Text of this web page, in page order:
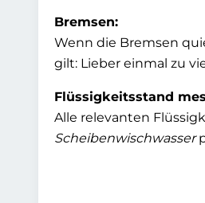
Bremsen:
Wenn die Bremsen
gilt: Lieber einmal zu
Flüssigkeitsstand
Alle relevanten
Scheibenwischwasser